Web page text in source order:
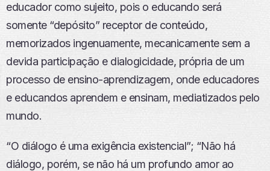
educador como sujeito, pois o educando será
somente “depósito” receptor de conteúdo,
memorizados ingenuamente, mecanicamente sem a
devida participação e dialogicidade, própria de um
processo de ensino-aprendizagem, onde educadores
e educandos aprendem e ensinam, mediatizados pelo
mundo.
“O diálogo é uma exigência existencial”; “Não há
diálogo, porém, se não há um profundo amor ao